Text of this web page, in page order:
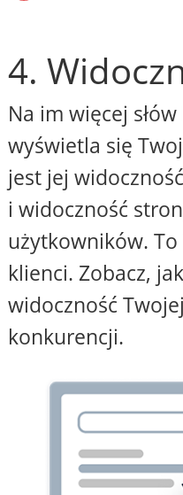
4.
Na im więcej
wyświetla się
jest jej
i widoczność
użytkowników.
klienci. Zobacz,
widoczność
konkurencji.